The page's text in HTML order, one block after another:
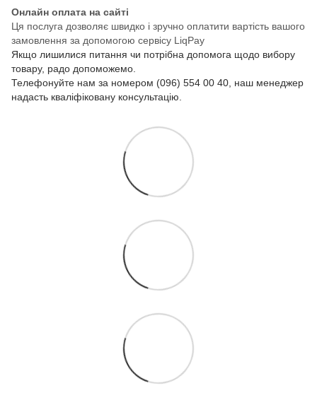
Онлайн оплата на сайті
Ця послуга дозволяє швидко і зручно оплатити вартість вашого
замовлення за допомогою сервісу LiqPay
Якщо лишилися питання чи потрібна допомога щодо вибору
товару, радо допоможемо.
Телефонуйте нам за номером (096) 554 00 40, наш менеджер
надасть кваліфіковану консультацію.